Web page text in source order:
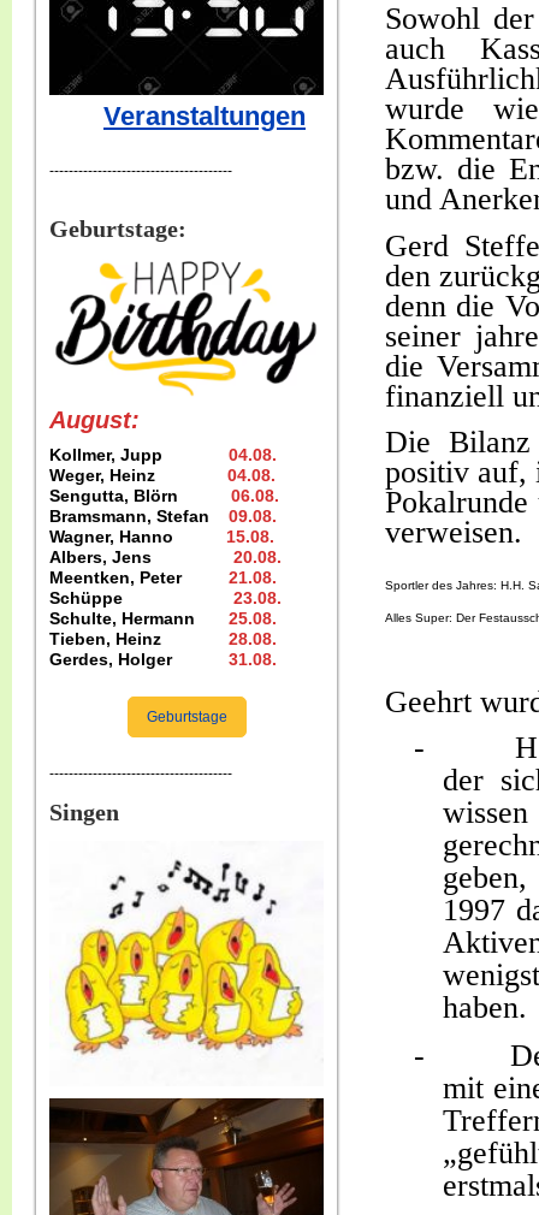
Veranstaltungen
--------------------------------------
Geburtstage:
August:
Kollmer, Jupp 04.08.
Weger, Heinz 04.08.
Sengutta, Blörn 06.08.
Bramsmann, Stefan 09.08.
Wagner, Hanno 15.08.
Albers, Jens 20.08.
Meentken, Peter
21.08.
Schüppe 23.08.
Schulte, Hermann 25.08.
Tieben, Heinz 28.08.
Gerdes, Holger
31.08.
Geburtstage
--------------------------------------
Singen
Sowohl
auch
wurde
bzw. die
und
Gerd
den
denn die
seiner
die
finanziell
Die Bilanz
positiv auf,
verweisen.
Sportler des Jahres: H.H.
Alles Super: Der
Geehrt
-
der
1997
haben.
-
mit